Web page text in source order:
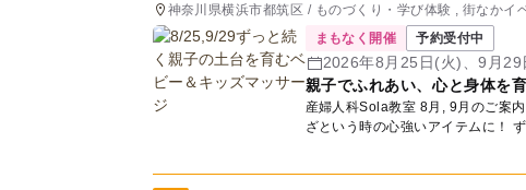
神奈川県横浜市都筑区 / ものづくり・学び体験 , 街なかイ
まもなく開催 予約受付中
2026年8月25日(火)、9月29
親子でふれあい、心と身体を
産婦人科Sola教室 8月, 9月のご案内 子どもの心と身体＆親子の土台を育み、親子にとっ
ざ